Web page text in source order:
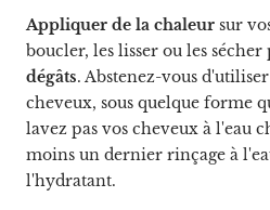
Appliquer de la chaleur sur
boucler, les lisser ou les
dégâts. Abstenez-vous
cheveux, sous quelque forme
lavez pas vos cheveux à l'eau
moins un dernier rinçage à
l'hydratant.